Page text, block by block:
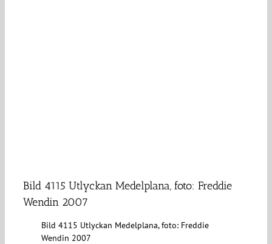
Bild 4115 Utlyckan Medelplana, foto: Freddie
Wendin 2007
Bild 4115 Utlyckan Medelplana, foto: Freddie
Wendin 2007